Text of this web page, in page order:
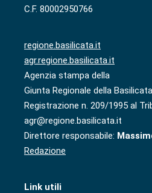
C.F. 80002950766
regione.basilicata.it
agr.regione.basilicata.it
Agenzia stampa della
Giunta Regionale della Basilicata
Registrazione n. 209/1995 al
agr@regione.basilicata.it
Direttore responsabile:
Redazione
Link utili